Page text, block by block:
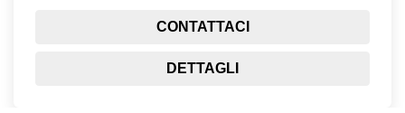
CONTATTACI
DETTAGLI